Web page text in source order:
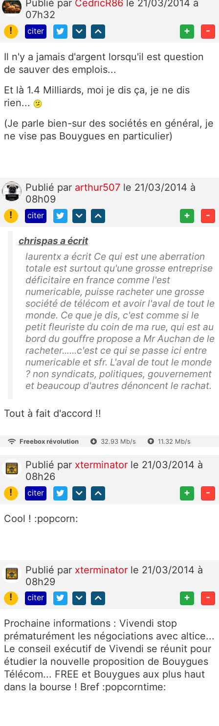
Publié par CedricR86 le 21/03/2014 à
07h32
!
citer + -
Il n'y a jamais d'argent lorsqu'il est question
de sauver des emplois...
Et là 1.4 Milliards, moi je dis ça, je ne dis
rien...
(Je parle bien-sur des sociétés en général, je
ne vise pas Bouygues en particulier)
Publié par arthur507 le 21/03/2014 à
08h09
!
citer + -
chrispas a écrit
laurentx a écrit Ce qui est une aberration
totale est surtout qu'une grosse entreprise
déficitaire en france comme l'est
numericable, puisse racheter une grosse
société de télécom et avoir l'aval de tout le
monde. Ce que je dis, c'est comme si le
petit fleuriste du coin de ma rue, qui est au
bord du gouffre propose a Mr Auchan de le
racheter......c'est ce qui se passe ici entre
numericable et sfr. L'aval de tout le monde
? non syndicats, politiques, gouvernement
et beaucoup d'autres dénoncent le rachat.
Tout à fait d'accord !!
Freebox révolution 32.93 Mb/s 11.32 Mb/s
Publié par xterminator le 21/03/2014 à
08h26
!
citer + -
Cool ! :popcorn:
Publié par xterminator le 21/03/2014 à
08h29
!
citer + -
Prochaine informations : Vivendi stop
prématurément les négociations avec altice...
Le conseil exécutif de Vivendi se réunit pour
étudier la nouvelle proposition de Bouygues
Télécom... FREE et Bouygues aux plus haut
dans la bourse ! Bref :popcorntime: